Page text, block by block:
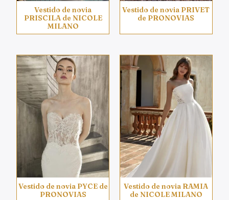
Vestido de novia
PRISCILA de NICOLE
MILANO
Vestido de novia PRIVET
de PRONOVIAS
Vestido de novia PYCE de
PRONOVIAS
Vestido de novia RAMIA
de NICOLE MILANO